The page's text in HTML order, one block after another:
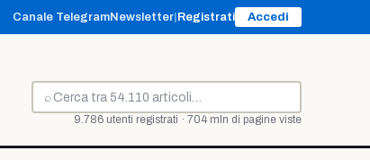
Canale TelegramNewsletter Registrati Accedi
⌕
Cerca
9.786 utenti registrati · 704 mln di pagine viste